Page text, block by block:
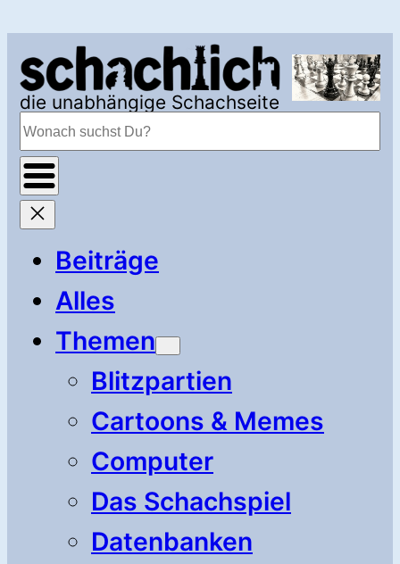
springen
die unabhängige Schachseite
Suchen
Beiträge
Alles
Themen
Blitzpartien
Cartoons & Memes
Computer
Das Schachspiel
Datenbanken